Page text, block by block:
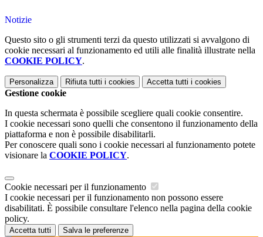
Notizie
Questo sito o gli strumenti terzi da questo utilizzati si avvalgono di
cookie necessari al funzionamento ed utili alle finalità illustrate nella
COOKIE POLICY.
Personalizza Rifiuta tutti i cookies Accetta tutti i cookies
Gestione cookie
In questa schermata è possibile scegliere quali cookie consentire.
I cookie necessari sono quelli che consentono il funzionamento della
piattaforma e non è possibile disabilitarli.
Per conoscere quali sono i cookie necessari al funzionamento potete
visionare la COOKIE POLICY.
Cookie necessari per il funzionamento
I cookie necessari per il funzionamento non possono essere
disabilitati. È possibile consultare l'elenco nella pagina della cookie
policy.
Accetta tutti Salva le preferenze